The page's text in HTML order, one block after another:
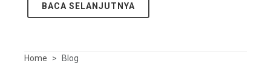
BACA SELANJUTNYA
Home Blog